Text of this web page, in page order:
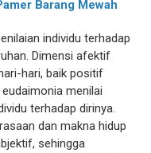
Barang Mewah
individu terhadap
Dimensi afektif
hari, baik positif
menilai
terhadap dirinya.
dan makna hidup
sehingga